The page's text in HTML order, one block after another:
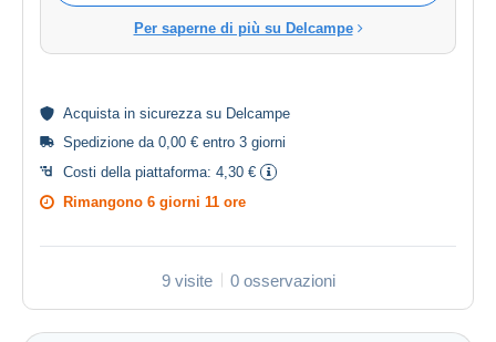
Per saperne di più su Delcampe
Acquista in sicurezza su Delcampe
Spedizione da 0,00 € entro 3 giorni
Costi della piattaforma: 4,30 €
Rimangono 6 giorni 11 ore
9 visite 0 osservazioni